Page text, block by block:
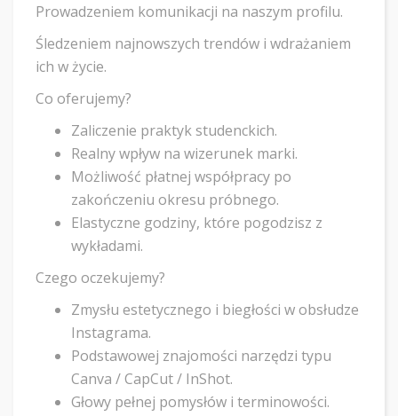
Prowadzeniem komunikacji na naszym profilu.
Śledzeniem najnowszych trendów i wdrażaniem
ich w życie.
Co oferujemy?
Zaliczenie praktyk studenckich.
Realny wpływ na wizerunek marki.
Możliwość płatnej współpracy po
zakończeniu okresu próbnego.
Elastyczne godziny, które pogodzisz z
wykładami.
Czego oczekujemy?
Zmysłu estetycznego i biegłości w obsłudze
Instagrama.
Podstawowej znajomości narzędzi typu
Canva / CapCut / InShot.
Głowy pełnej pomysłów i terminowości.